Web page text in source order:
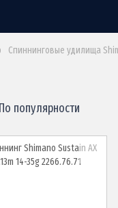
Спиннинговые удилища
По популярности